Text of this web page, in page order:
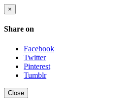
×
Share on
Facebook
Twitter
Pinterest
Tumblr
Close